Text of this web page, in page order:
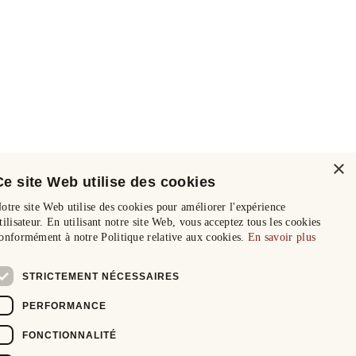
×
site Web utilise des cookies
site Web utilise des cookies pour améliorer l'expérience
En utilisant notre site Web, vous acceptez tous les cookies
à notre Politique relative aux cookies. En savoir plus
STRICTEMENT NÉCESSAIRES
PERFORMANCE
FONCTIONNALITÉ